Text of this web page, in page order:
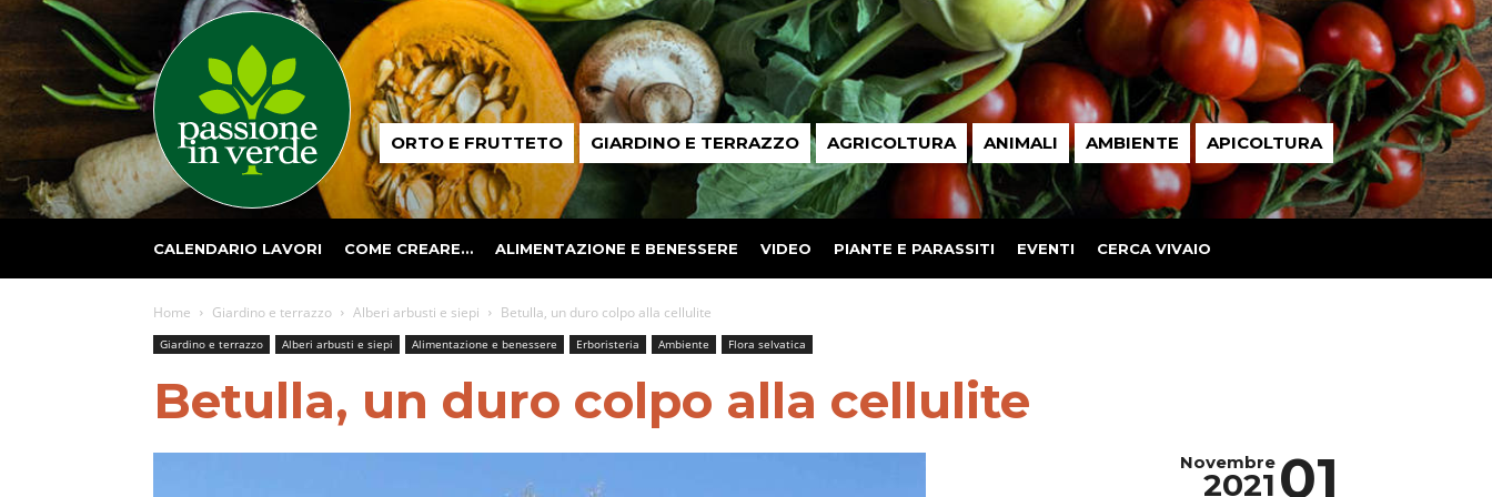
Passione
in ORTO E FRUTTETO GIARDINO E TERRAZZO AGRICOLTURA ANIMALI AMBIENTE APICOLTURA
CALENDARIO LAVORI COME CREARE… ALIMENTAZIONE E BENESSERE VIDEO PIANTE E PARASSITI EVENTI CERCA VIVAIO
Home Giardino e terrazzo Alberi arbusti e siepi Betulla, un duro colpo alla cellulite
Giardino e terrazzo Alberi arbusti e siepi Alimentazione e benessere Erboristeria Ambiente Flora selvatica
Betulla, un duro colpo alla cellulite
01
Novembre
2021